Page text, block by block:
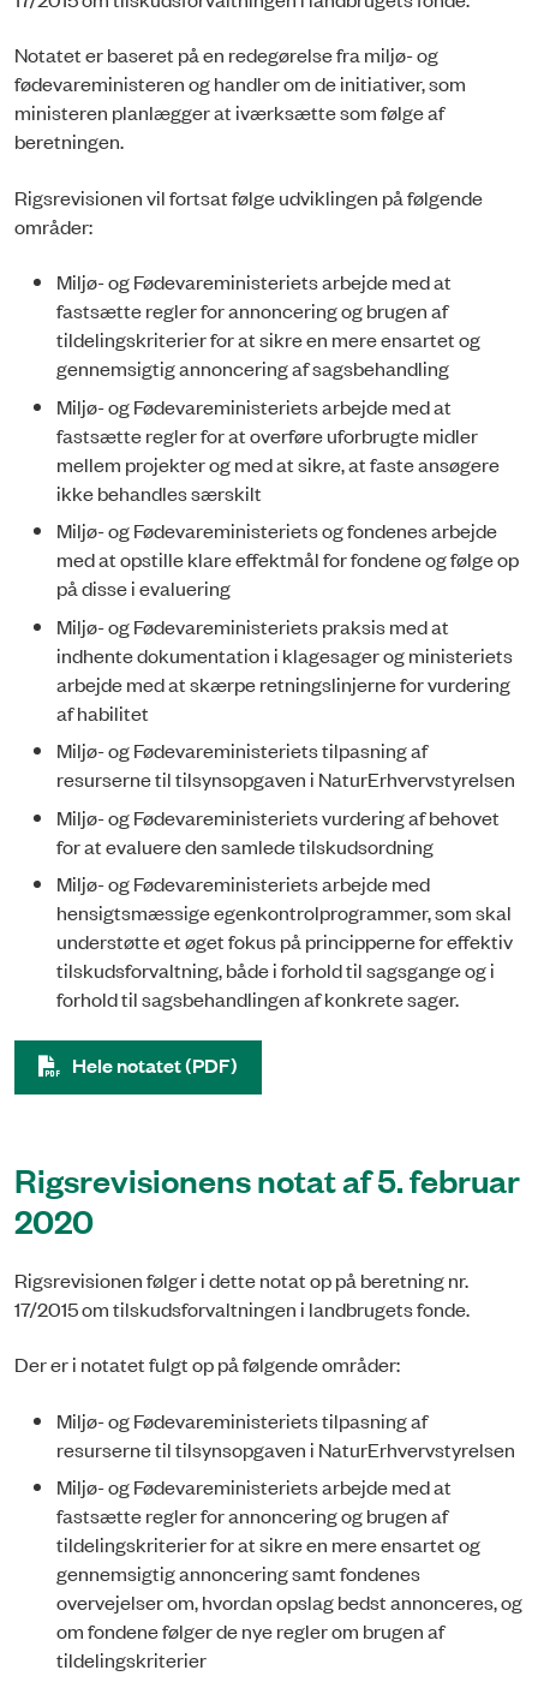
Notatet er baseret på en redegørelse fra miljø- og
fødevareministeren og handler om de initiativer, som
ministeren planlægger at iværksætte som følge af
beretningen.
Rigsrevisionen vil fortsat følge udviklingen på følgende
områder:
Miljø- og Fødevareministeriets arbejde med at
fastsætte regler for annoncering og brugen af
tildelingskriterier for at sikre en mere ensartet og
gennemsigtig annoncering af sagsbehandling
Miljø- og Fødevareministeriets arbejde med at
fastsætte regler for at overføre u­forbrugte midler
mellem projekter og med at sikre, at faste ansøgere
ikke behandles særskilt
Miljø- og Fødevareministeriets og fondenes arbejde
med at opstille klare effektmål for fondene og følge op
på disse i evaluering
Miljø- og Fødevareministeriets praksis med at
indhente dokumentation i klagesager og ministeriets
arbejde med at skærpe retningslinjerne for vurdering
af habilitet
Miljø- og Fødevareministeriets tilpasning af
resurserne til tilsynsopgaven i Natur­Erhvervstyrelsen
Miljø- og Fødevareministeriets vurdering af behovet
for at evaluere den samlede tilskudsordning
Miljø- og Fødevareministeriets arbejde med
hensigtsmæssige egenkontrolprogram­mer, som skal
understøtte et øget fokus på principperne for effektiv
tilskuds­forvaltning, både i forhold til sagsgange og i
forhold til sagsbehandlingen af konkrete sager.
Hele notatet (PDF)
Rigsrevisionens notat af 5. februar
2020
Rigsrevisionen følger i dette notat op på beretning nr.
17/2015 om tilskudsforvaltningen i landbrugets fonde.
Der er i notatet fulgt op på følgende områder:
Miljø- og Fødevareministeriets tilpasning af
resurserne til tilsynsopgaven i NaturErhvervstyrelsen
Miljø- og Fødevareministeriets arbejde med at
fastsætte regler for annoncering og brugen af
tildelingskriterier for at sikre en mere ensartet og
gennemsigtig annoncering samt fondenes
overvejelser om, hvordan opslag bedst annonceres, og
om fondene følger de nye regler om brugen af
tildelingskriterier